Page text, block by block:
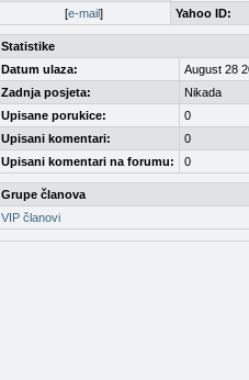
[e-mail] Yahoo ID:
Statistike
Datum ulaza:
August 28
Zadnja posjeta:
Nikada
Upisane porukice:
0
Upisani komentari:
0
Upisani komentari na forumu:
0
Grupe članova
VIP članovi